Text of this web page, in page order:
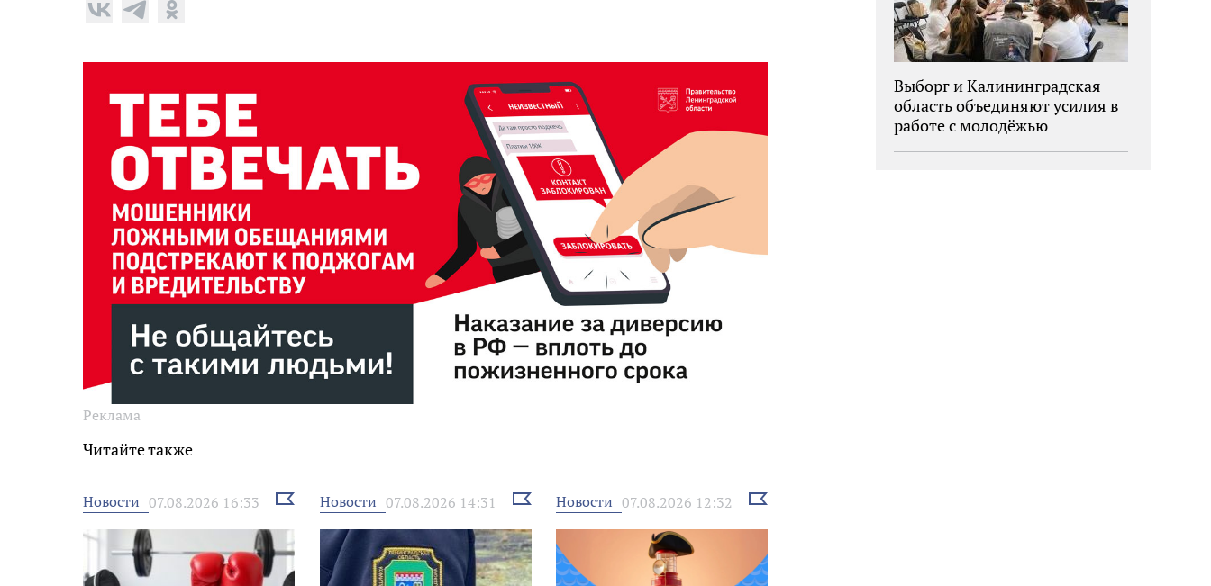
Реклама
Читайте также
Новости 07.08.2026 16:33
Выбрать
новость
Новости 07.08.2026 14:31
Выбрать
новость
Новости 07.08.2026 12:32
Выбрать
Выборг и Калининградская
область объединяют усилия в
работе с молодёжью